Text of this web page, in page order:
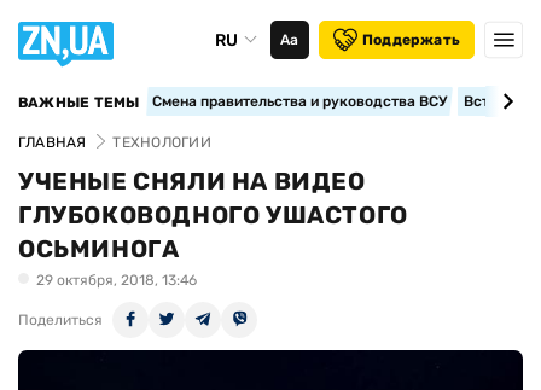
RU Аа Поддержать
ВАЖНЫЕ ТЕМЫ Смена правительства и руководства ВСУ
ГЛАВНАЯ ТЕХНОЛОГИИ
УЧЕНЫЕ СНЯЛИ НА ВИДЕО
ГЛУБОКОВОДНОГО УШАСТОГО
ОСЬМИНОГА
29 октября, 2018, 13:46
Поделиться